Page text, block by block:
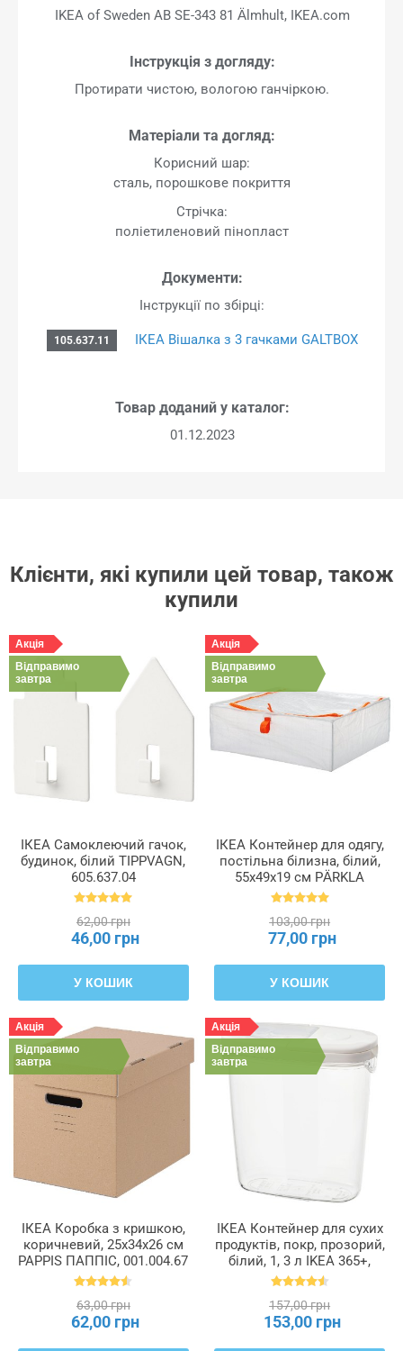
IKEA of Sweden AB SE-343 81 Älmhult, IKEA.com
Інструкція з догляду:
Протирати чистою, вологою ганчіркою.
Матеріали та догляд:
Корисний шар:
сталь, порошкове покриття
Стрічка:
поліетиленовий пінопласт
Документи:
Інструкції по збірці:
105.637.11 ІКЕА Вішалка з 3 гачками GALTBOX
Товар доданий у каталог:
01.12.2023
Клієнти, які купили цей товар, також
купили
Акція
Відправимо
завтра
ІКЕА Самоклеючий гачок,
будинок, білий TIPPVAGN,
605.637.04
62,00 грн
46,00 грн
У КОШИК
Акція
Відправимо
завтра
ІКЕА Контейнер для одягу,
постільна білизна, білий,
55x49x19 см PÄRKLA
ПЕРКЛА, 503.953.82
103,00 грн
77,00 грн
У КОШИК
Акція
Відправимо
завтра
ІКЕА Коробка з кришкою,
коричневий, 25x34x26 см
PAPPIS ПАППІС, 001.004.67
63,00 грн
62,00 грн
Акція
Відправимо
завтра
ІКЕА Контейнер для сухих
продуктів, покр, прозорий,
білий, 1, 3 л IKEA 365+,
800.667.23
157,00 грн
153,00 грн